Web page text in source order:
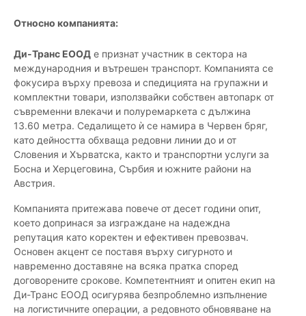
Относно компанията:
Ди-Транс ЕООД е признат участник в сектора на
международния и вътрешен транспорт. Компанията се
фокусира върху превоза и спедицията на групажни и
комплектни товари, използвайки собствен автопарк от
съвременни влекачи и полуремаркета с дължина
13.60 метра. Седалището ѝ се намира в Червен бряг,
като дейността обхваща редовни линии до и от
Словения и Хърватска, както и транспортни услуги за
Босна и Херцеговина, Сърбия и южните райони на
Австрия.
Компанията притежава повече от десет години опит,
което допринася за изграждане на надеждна
репутация като коректен и ефективен превозвач.
Основен акцент се поставя върху сигурното и
навременно доставяне на всяка пратка според
договорените срокове. Компетентният и опитен екип на
Ди-Транс ЕООД осигурява безпроблемно изпълнение
на логистичните операции, а редовното обновяване на